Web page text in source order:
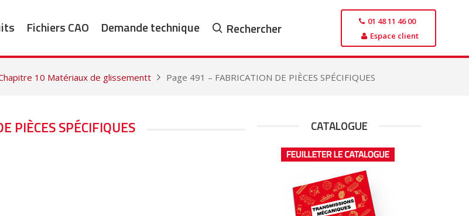
Fichiers CAO Demande technique Rechercher
01 48 11 46 00
Espace client
10 Matériaux de glissementt Page 491 – FABRICATION DE PIÈCES SPÉCIFIQUES
PIÈCES SPÉCIFIQUES CATALOGUE